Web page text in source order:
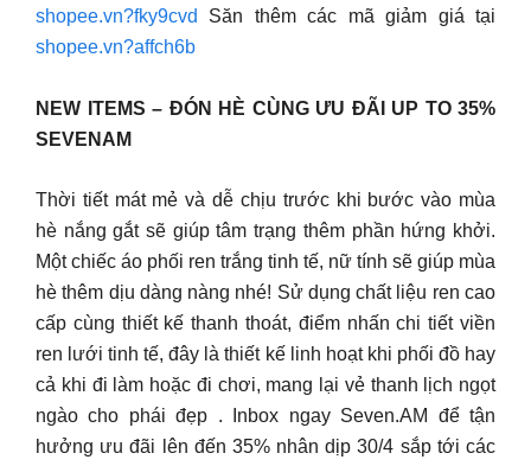
shopee.vn?fky9cvd
Săn thêm các mã giảm giá tại
shopee.vn?affch6b
NEW ITEMS – ĐÓN HÈ CÙNG ƯU ĐÃI UP TO 35%
SEVENAM
Thời tiết mát mẻ và dễ chịu trước khi bước vào mùa
hè nắng gắt sẽ giúp tâm trạng thêm phần hứng khởi.
Một chiếc áo phối ren trắng tinh tế, nữ tính sẽ giúp mùa
hè thêm dịu dàng nàng nhé! Sử dụng chất liệu ren cao
cấp cùng thiết kế thanh thoát, điểm nhấn chi tiết viền
ren lưới tinh tế, đây là thiết kế linh hoạt khi phối đồ hay
cả khi đi làm hoặc đi chơi, mang lại vẻ thanh lịch ngọt
ngào cho phái đẹp . Inbox ngay Seven.AM để tận
hưởng ưu đãi lên đến 35% nhân dịp 30/4 sắp tới các